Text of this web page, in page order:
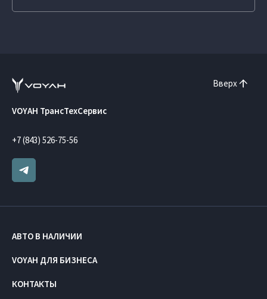
Вверх
VOYAH ТрансТехСервис
+7 (843) 526-75-56
АВТО В НАЛИЧИИ
VOYAH ДЛЯ БИЗНЕСА
КОНТАКТЫ